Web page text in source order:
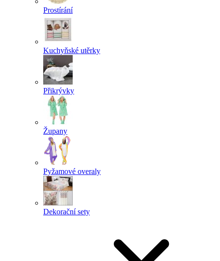
Prostírání
Kuchyňské utěrky
Přikrývky
Župany
Pyžamové overaly
Dekorační sety